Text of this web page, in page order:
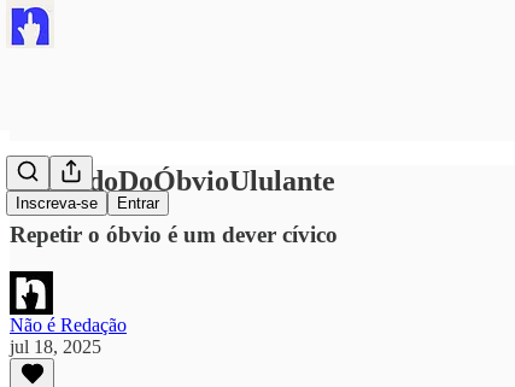
Inscreva-se Entrar
#PartidoDoÓbvioUlulante
Repetir o óbvio é um dever cívico
Não é Redação
jul 18, 2025